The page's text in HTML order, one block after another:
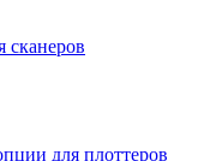
сканеров
для плоттеров